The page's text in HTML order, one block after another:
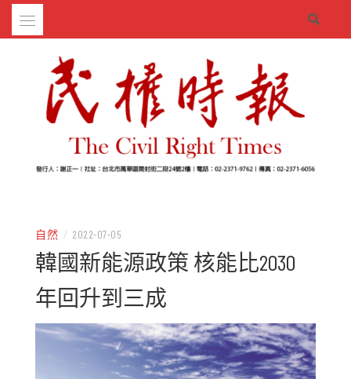
Skip
自然 / 2022-07-05
韓國新能源政策 核能比2030
年回升到三成